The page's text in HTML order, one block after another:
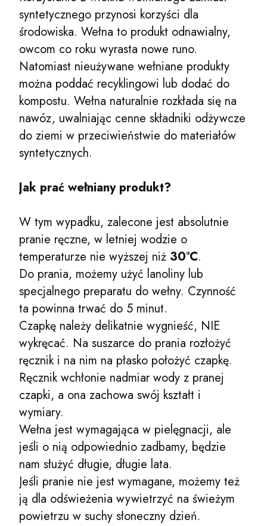
syntetycznego przynosi korzyści dla
środowiska. Wełna to produkt odnawialny,
owcom co roku wyrasta nowe runo.
Natomiast nieużywane wełniane produkty
można poddać recyklingowi lub dodać do
kompostu. Wełna naturalnie rozkłada się na
nawóz, uwalniając cenne składniki odżywcze
do ziemi w przeciwieństwie do materiałów
syntetycznych.
Jak prać wełniany produkt?
W tym wypadku, zalecone jest absolutnie
pranie ręczne, w letniej wodzie o
temperaturze nie wyższej niż 30°C.
Do prania, możemy użyć lanoliny lub
specjalnego preparatu do wełny. Czynność
ta powinna trwać do 5 minut.
Czapkę należy delikatnie wygnieść, NIE
wykręcać. Na suszarce do prania rozłożyć
ręcznik i na nim na płasko położyć czapkę.
Ręcznik wchłonie nadmiar wody z pranej
czapki, a ona zachowa swój kształt i
wymiary.
Wełna jest wymagająca w pielęgnacji, ale
jeśli o nią odpowiednio zadbamy, będzie
nam służyć długie, długie lata.
Jeśli pranie nie jest wymagane, możemy też
ją dla odświeżenia wywietrzyć na świeżym
powietrzu w suchy słoneczny dzień.